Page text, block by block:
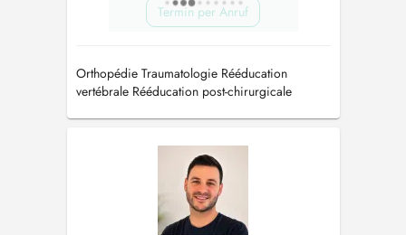
Termin per Anruf
Orthopédie Traumatologie Rééducation
vertébrale Rééducation post-chirurgicale